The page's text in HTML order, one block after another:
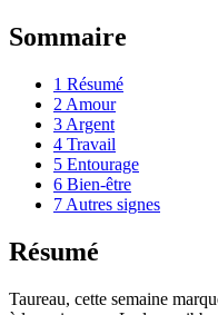
Sommaire
1 Résumé
2 Amour
3 Argent
4 Travail
5 Entourage
6 Bien-être
7 Autres signes
Résumé
Taureau, cette semaine